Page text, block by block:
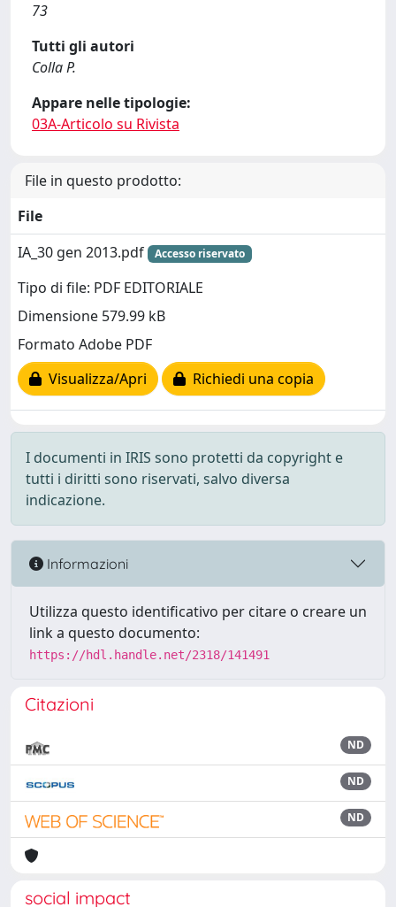
73
Tutti gli autori
Colla P.
Appare nelle tipologie:
03A-Articolo su Rivista
File in questo prodotto:
File
IA_30 gen 2013.pdf
Accesso riservato
Tipo di file: PDF EDITORIALE
Dimensione 579.99 kB
Formato Adobe PDF
Visualizza/Apri
Richiedi una copia
I documenti in IRIS sono protetti da copyright e
tutti i diritti sono riservati, salvo diversa
indicazione.
Informazioni
Utilizza questo identificativo per citare o creare un
link a questo documento:
https://hdl.handle.net/2318/141491
Citazioni
ND
ND
ND
social impact